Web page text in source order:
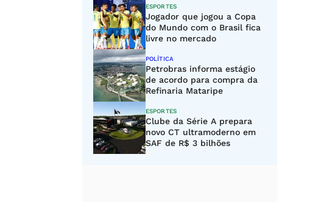
ESPORTES
Jogador que jogou a Copa
do Mundo com o Brasil fica
livre no mercado
POLÍTICA
Petrobras informa estágio
de acordo para compra da
Refinaria Mataripe
ESPORTES
Clube da Série A prepara
novo CT ultramoderno em
SAF de R$ 3 bilhões